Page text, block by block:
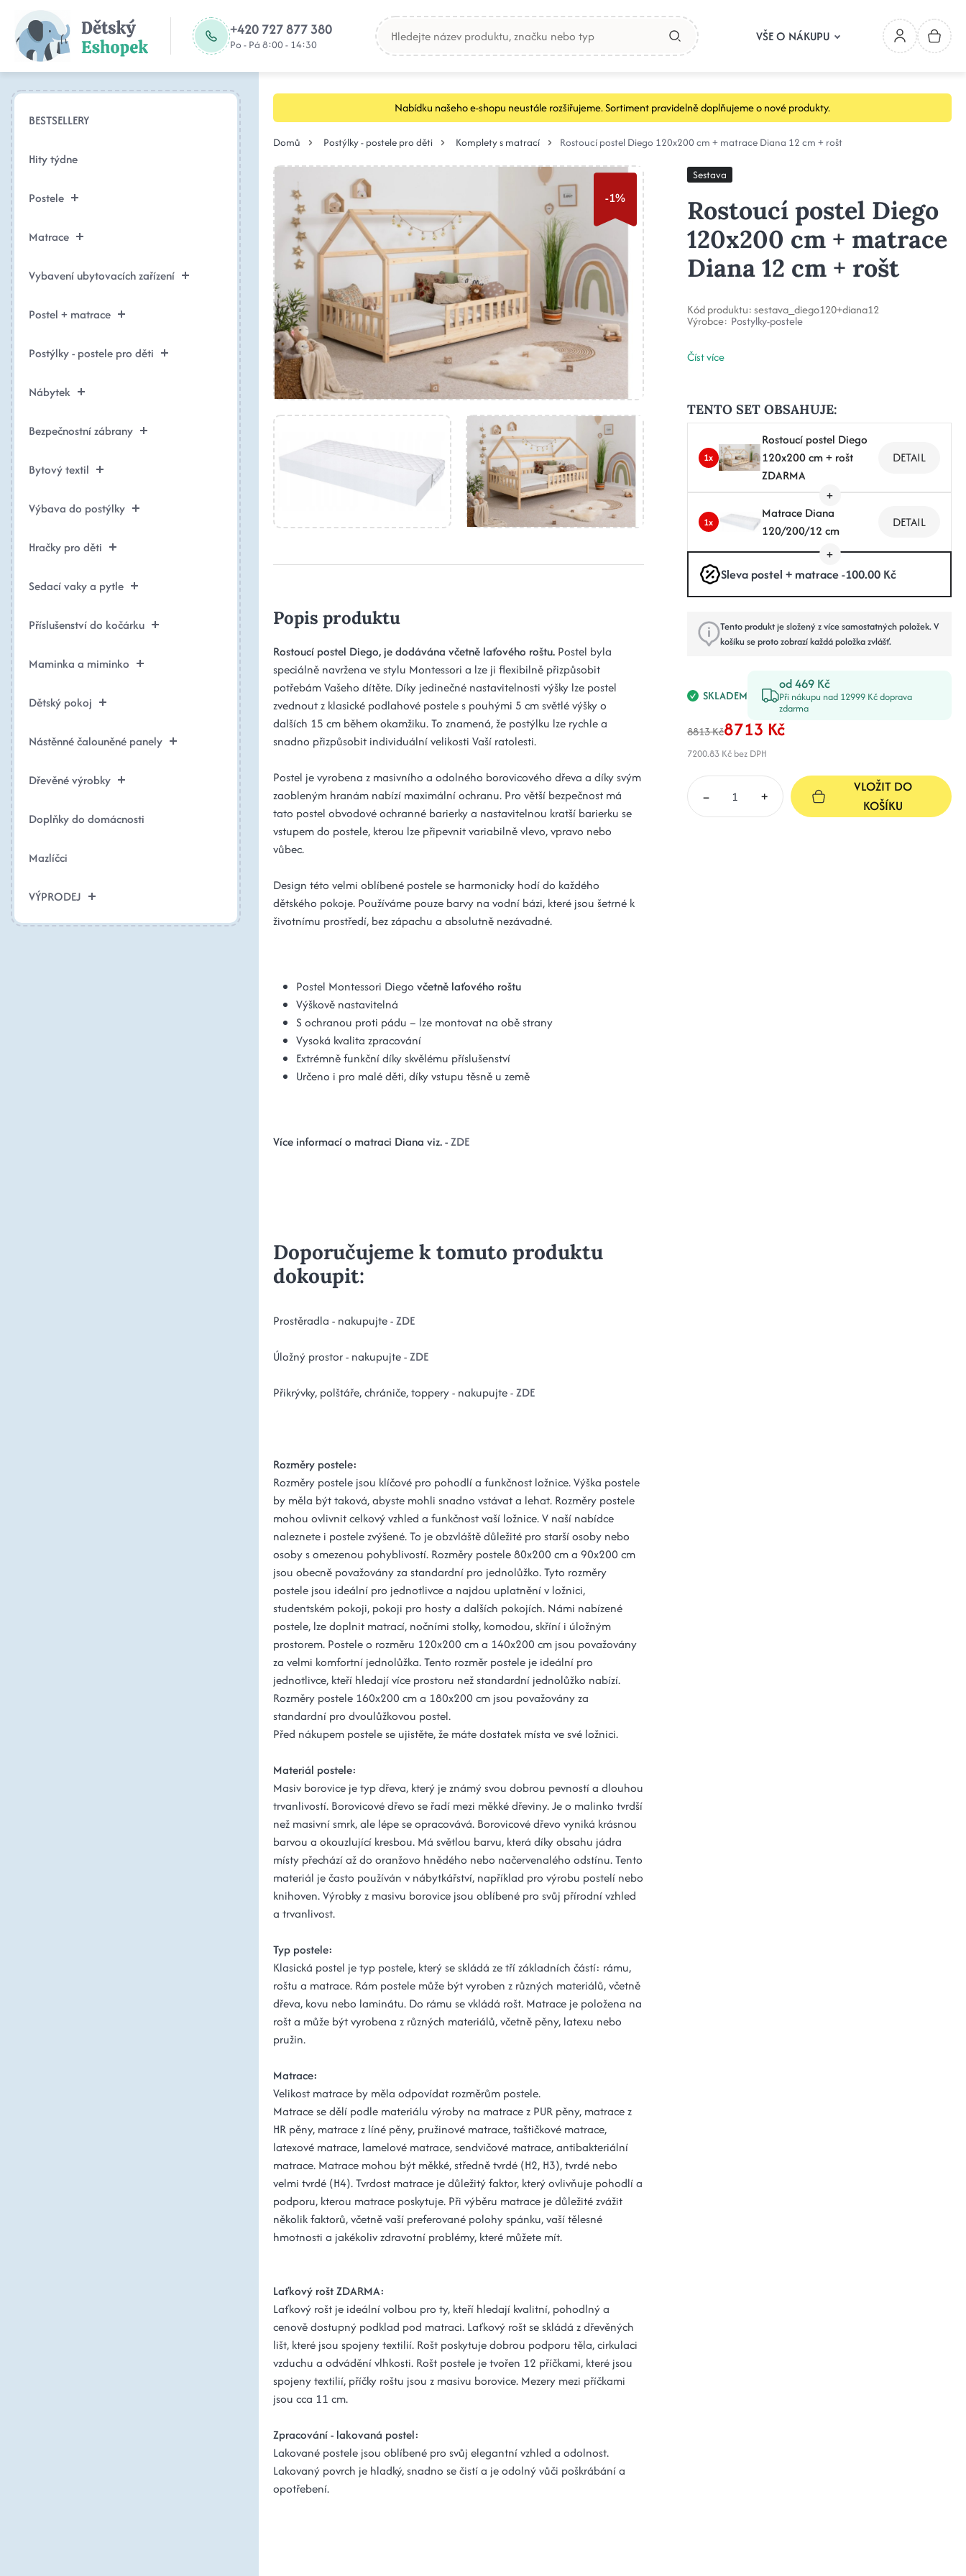
+420 727 877 380
Po - Pá 8:00 - 14:30
VŠE O NÁKUPU
BESTSELLERY
Hity týdne
Postele
Matrace
Vybavení ubytovacích zařízení
Postel + matrace
Postýlky - postele pro děti
Nábytek
Bezpečnostní zábrany
Bytový textil
Výbava do postýlky
Hračky pro děti
Sedací vaky a pytle
Příslušenství do kočárku
Maminka a miminko
Dětský pokoj
Nástěnné čalouněné panely
Dřevěné výrobky
Doplňky do domácnosti
Mazlíčci
VÝPRODEJ
Nabídku našeho e-shopu neustále rozšiřujeme. Sortiment pravidelně doplňujeme o nové produkty.
Domů Postýlky - postele pro děti Komplety s matrací Rostoucí postel Diego 120x200 cm + matrace Diana 12 cm + rošt
-1%
Popis produktu
Rostoucí postel Diego, je dodávána včetně laťového roštu. Postel byla
speciálně navržena ve stylu Montessori a lze ji flexibilně přizpůsobit
potřebám Vašeho dítěte. Díky jedinečné nastavitelnosti výšky lze postel
zvednout z klasické podlahové postele s pouhými 5 cm světlé výšky o
dalších 15 cm během okamžiku. To znamená, že postýlku lze rychle a
snadno přizpůsobit individuální velikosti Vaší ratolesti.
Postel je vyrobena z masivního a odolného borovicového dřeva a díky svým
zaobleným hranám nabízí maximální ochranu. Pro větší bezpečnost má
tato postel obvodové ochranné barierky a nastavitelnou kratší barierku se
vstupem do postele, kterou lze připevnit variabilně vlevo, vpravo nebo
vůbec.
Design této velmi oblíbené postele se harmonicky hodí do každého
dětského pokoje. Používáme pouze barvy na vodní bázi, které jsou šetrné k
životnímu prostředí, bez zápachu a absolutně nezávadné.
Postel Montessori Diego včetně laťového roštu
Výškově nastavitelná
S ochranou proti pádu – lze montovat na obě strany
Vysoká kvalita zpracování
Extrémně funkční díky skvělému příslušenství
Určeno i pro malé děti, díky vstupu těsně u země
Více informací o matraci Diana viz. -ZDE
Doporučujeme k tomuto produktu
dokoupit:
Prostěradla - nakupujte -ZDE
Úložný prostor - nakupujte -ZDE
Přikrývky, polštáře, chrániče, toppery - nakupujte -ZDE
Rozměry postele:
Rozměry postele jsou klíčové pro pohodlí a funkčnost ložnice. Výška postele
by měla být taková, abyste mohli snadno vstávat a lehat. Rozměry postele
mohou ovlivnit celkový vzhled a funkčnost vaší ložnice. V naší nabídce
naleznete i postele zvýšené. To je obzvláště důležité pro starší osoby nebo
osoby s omezenou pohyblivostí. Rozměry postele 80x200 cm a 90x200 cm
jsou obecně považovány za standardní pro jednolůžko. Tyto rozměry
postele jsou ideální pro jednotlivce a najdou uplatnění v ložnici,
studentském pokoji, pokoji pro hosty a dalších pokojích. Námi nabízené
postele, lze doplnit matrací, nočními stolky, komodou, skříní i úložným
prostorem. Postele o rozměru 120x200 cm a 140x200 cm jsou považovány
za velmi komfortní jednolůžka. Tento rozměr postele je ideální pro
jednotlivce, kteří hledají více prostoru než standardní jednolůžko nabízí.
Rozměry postele 160x200 cm a 180x200 cm jsou považovány za
standardní pro dvoulůžkovou postel.
Před nákupem postele se ujistěte, že máte dostatek místa ve své ložnici.
Materiál postele:
Masiv borovice je typ dřeva, který je známý svou dobrou pevností a dlouhou
trvanlivostí. Borovicové dřevo se řadí mezi měkké dřeviny. Je o malinko tvrdší
než masivní smrk, ale lépe se opracovává. Borovicové dřevo vyniká krásnou
barvou a okouzlující kresbou. Má světlou barvu, která díky obsahu jádra
místy přechází až do oranžovo hnědého nebo načervenalého odstínu. Tento
materiál je často používán v nábytkářství, například pro výrobu postelí nebo
knihoven. Výrobky z masivu borovice jsou oblíbené pro svůj přírodní vzhled
a trvanlivost.
Typ postele:
Klasická postel je typ postele, který se skládá ze tří základních částí: rámu,
roštu a matrace. Rám postele může být vyroben z různých materiálů, včetně
dřeva, kovu nebo laminátu. Do rámu se vkládá rošt. Matrace je položena na
rošt a může být vyrobena z různých materiálů, včetně pěny, latexu nebo
pružin.
Matrace:
Velikost matrace by měla odpovídat rozměrům postele.
Matrace se dělí podle materiálu výroby na matrace z PUR pěny, matrace z
HR pěny, matrace z líné pěny, pružinové matrace, taštičkové matrace,
latexové matrace, lamelové matrace, sendvičové matrace, antibakteriální
matrace. Matrace mohou být měkké, středně tvrdé (H2, H3), tvrdé nebo
velmi tvrdé (H4). Tvrdost matrace je důležitý faktor, který ovlivňuje pohodlí a
podporu, kterou matrace poskytuje. Při výběru matrace je důležité zvážit
několik faktorů, včetně vaší preferované polohy spánku, vaší tělesné
hmotnosti a jakékoliv zdravotní problémy, které můžete mít.
Laťkový rošt ZDARMA:
Laťkový rošt je ideální volbou pro ty, kteří hledají kvalitní, pohodlný a
cenově dostupný podklad pod matraci. Laťkový rošt se skládá z dřevěných
lišt, které jsou spojeny textilií. Rošt poskytuje dobrou podporu těla, cirkulaci
vzduchu a odvádění vlhkosti. Rošt postele je tvořen 12 příčkami, které jsou
spojeny textilií, příčky roštu jsou z masivu borovice. Mezery mezi příčkami
jsou cca 11 cm.
Zpracování - lakovaná postel:
Lakované postele jsou oblíbené pro svůj elegantní vzhled a odolnost.
Lakovaný povrch je hladký, snadno se čistí a je odolný vůči poškrábání a
opotřebení.
Sestava
Rostoucí postel Diego
120x200 cm + matrace
Diana 12 cm + rošt
Kód produktu: sestava_diego120+diana12
Výrobce: Postylky-postele
Číst více
TENTO SET OBSAHUJE:
1x
Rostoucí postel Diego
120x200 cm + rošt
ZDARMA
DETAIL
1x
Matrace Diana
120/200/12 cm
DETAIL
Sleva postel + matrace -100.00 Kč
Tento produkt je složený z více samostatných položek. V
košíku se proto zobrazí každá položka zvlášť.
SKLADEM
od 469 Kč
Při nákupu nad 12999 Kč doprava
zdarma
8813 Kč8713 Kč
7200.83 Kčbez DPH
– +
VLOŽIT DO
KOŠÍKU